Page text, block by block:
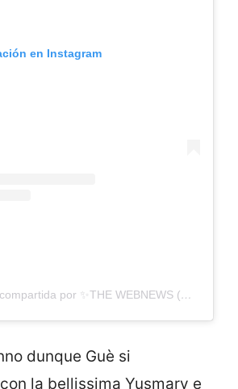
en Instagram
Una publicación compartida por ✨THE WEBNEWS (@the_webnews)
dunque Guè si
la bellissima Yusmary e